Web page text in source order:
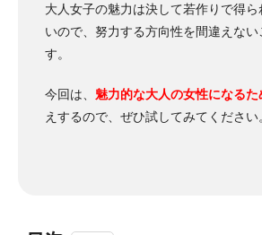
大人女子の魅力は決して若作りで得
いので、努力する方向性を間違えな
す。
今回は、 魅力的な大人の女性になるた
えするので、ぜひ試してみてください